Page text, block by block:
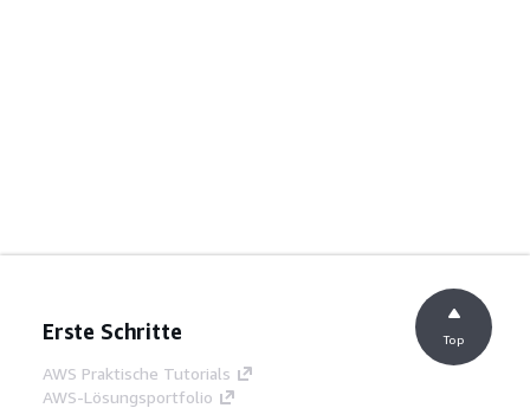
Erste Schritte
AWS Praktische Tutorials
AWS-Lösungsportfolio
Top